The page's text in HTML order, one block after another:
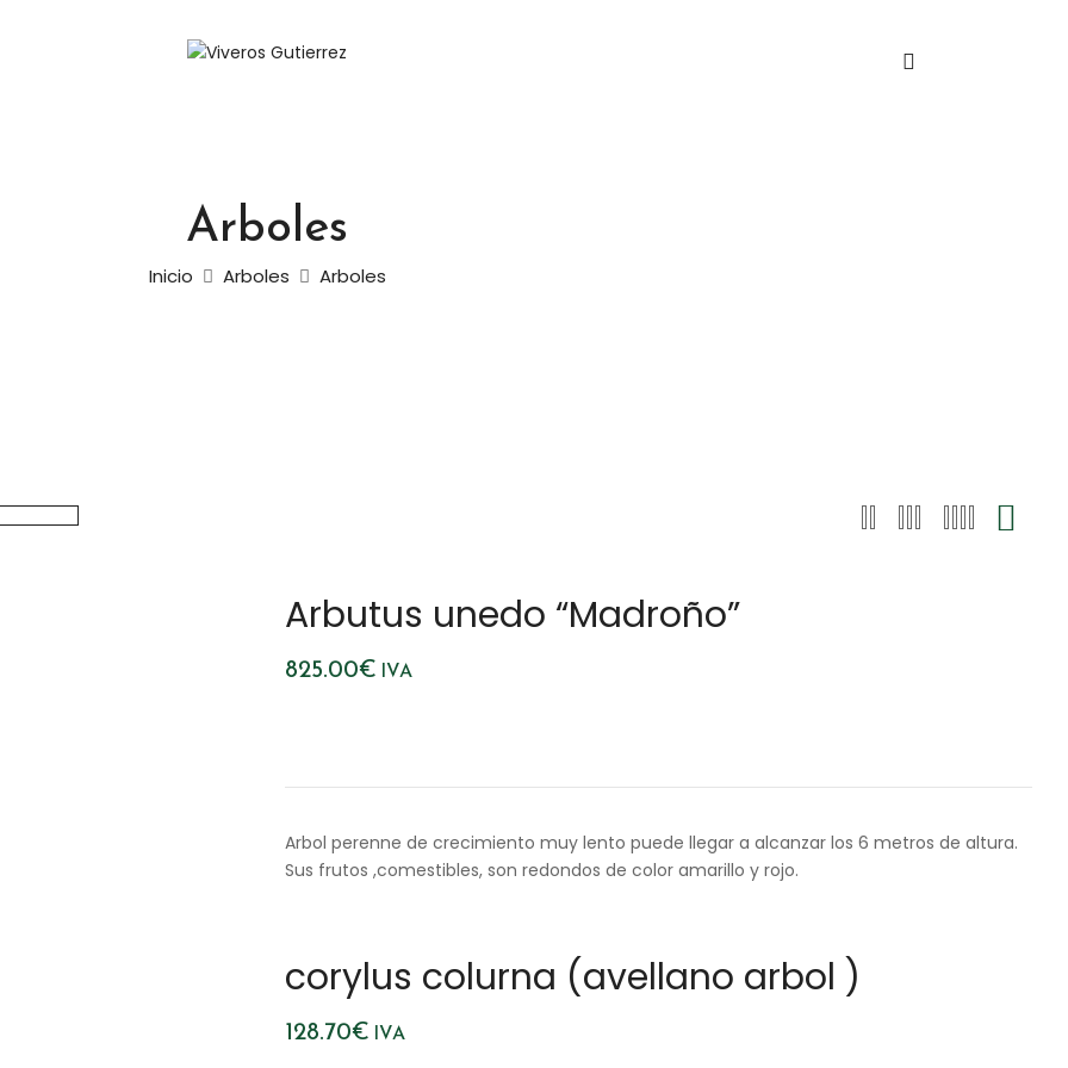
Arboles
Inicio Arboles Arboles
Arbutus unedo “Madroño”
825.00€ IVA
Arbol perenne de crecimiento muy lento puede llegar a alcanzar los 6 metros de altura.
Sus frutos ,comestibles, son redondos de color amarillo y rojo.
corylus colurna (avellano arbol )
128.70€ IVA